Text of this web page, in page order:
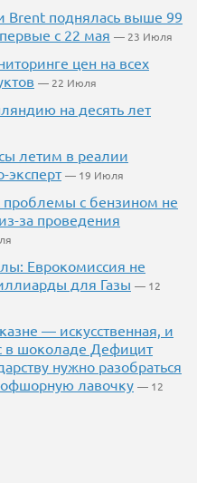
Brent поднялась выше 99
с 22 мая — 23 Июля
цен на всех
— 22 Июля
на десять лет
летим в реалии
эксперт — 19 Июля
с бензином не
за проведения
Еврокомиссия не
для Газы — 12
— искусственная, и
в шоколаде Дефицит
нужно разобраться
лавочку — 12